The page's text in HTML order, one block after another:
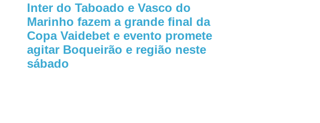
Inter do Taboado e Vasco do
Marinho fazem a grande final da
Copa Vaidebet e evento promete
agitar Boqueirão e região neste
sábado